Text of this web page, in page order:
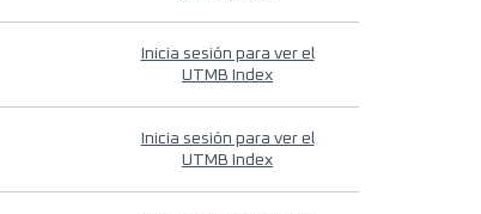
Inicia sesión para ver el
UTMB Index
Inicia sesión para ver el
UTMB Index